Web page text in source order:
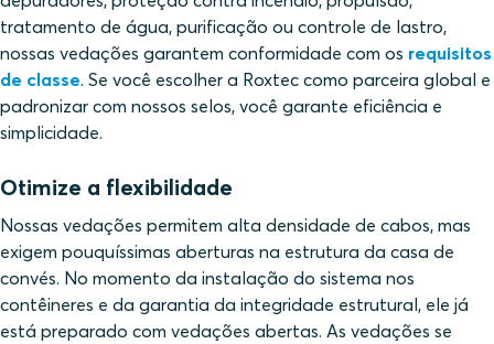
tratamento de água, purificação ou controle de lastro,
nossas vedações garantem conformidade com os requisitos
de classe. Se você escolher a Roxtec como parceira global e
padronizar com nossos selos, você garante eficiência e
simplicidade.
Otimize a flexibilidade
Nossas vedações permitem alta densidade de cabos, mas
exigem pouquíssimas aberturas na estrutura da casa de
convés. No momento da instalação do sistema nos
contêineres e da garantia da integridade estrutural, ele já
está preparado com vedações abertas. As vedações se